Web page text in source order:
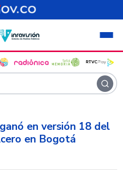
en versión 18 del
en Bogotá